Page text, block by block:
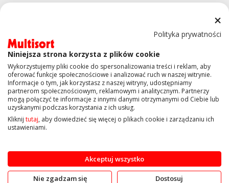
KONTAKT
OBSŁUGA KLIENTA
INFORMACJE
Copyright © 2019 Multisort.pl. Wszelkie prawa zastrzeżone
Polityka prywatności
Niniejsza strona korzysta z plików cookie
Wykorzystujemy pliki cookie do spersonalizowania treści i reklam, aby
oferować funkcje społecznościowe i analizować ruch w naszej witrynie.
Informacje o tym, jak korzystasz z naszej witryny, udostępniamy
partnerom społecznościowym, reklamowym i analitycznym. Partnerzy
mogą połączyć te informacje z innymi danymi otrzymanymi od Ciebie lub
uzyskanymi podczas korzystania z ich usług.
Kliknij tutaj, aby dowiedzieć się więcej o plikach cookie i zarządzaniu ich
ustawieniami.
Akceptuj wszystko
Nie zgadzam się Dostosuj